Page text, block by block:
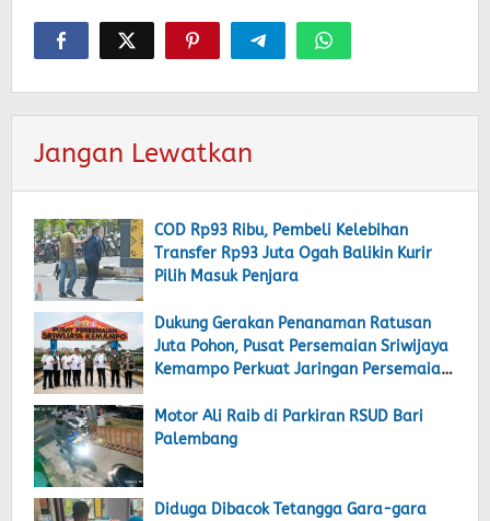
Jangan Lewatkan
COD Rp93 Ribu, Pembeli Kelebihan
Transfer Rp93 Juta Ogah Balikin Kurir
Pilih Masuk Penjara
Dukung Gerakan Penanaman Ratusan
Juta Pohon, Pusat Persemaian Sriwijaya
Kemampo Perkuat Jaringan Persemaian
Motor Ali Raib di Parkiran RSUD Bari
Palembang
Diduga Dibacok Tetangga Gara-gara